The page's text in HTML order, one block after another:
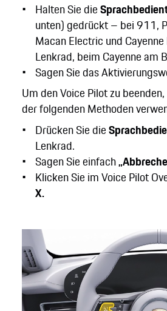
Halten Sie die
unten) gedrückt – bei 911,
Macan Electric und
Lenkrad, beim Cayenne am
Sagen Sie das
Um den Voice Pilot zu
der folgenden Methoden
Drücken Sie die
Lenkrad.
Sagen Sie einfach
Klicken Sie im Voice Pilot
X.